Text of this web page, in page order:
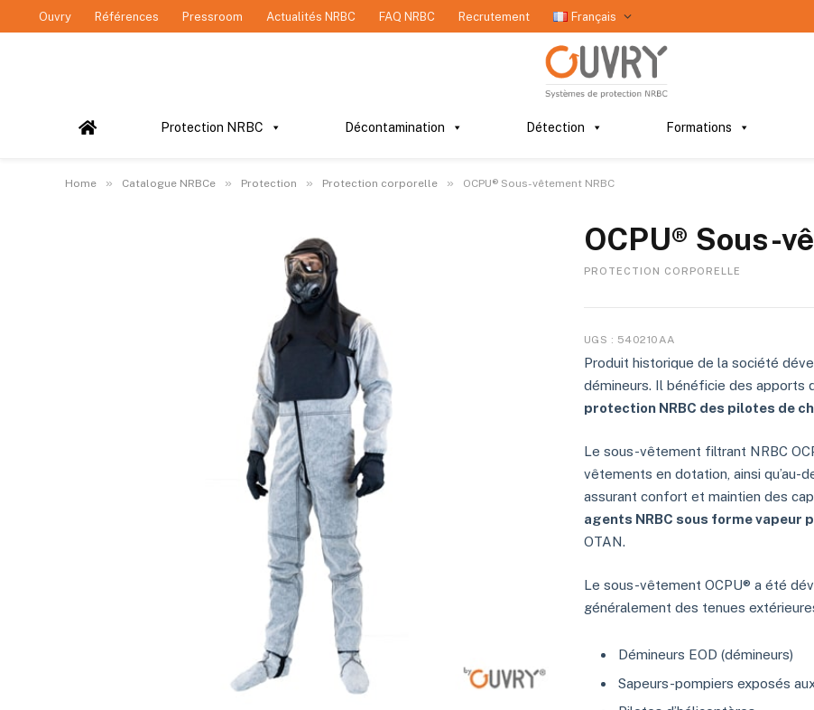
Ouvry Références Pressroom Actualités NRBC FAQ NRBC Recrutement Français
Protection NRBC Décontamination Détection Formations
Home » Catalogue NRBCe » Protection » Protection corporelle » OCPU® Sous-vêtement NRBC
OCPU® Sous-
PROTECTION CORPORELLE
UGS : 540210AA
Produit historique de la société
démineurs. Il bénéficie des apports
protection NRBC des pilotes de
Le sous-vêtement filtrant NRBC
vêtements en dotation, ainsi qu’au-
assurant confort et maintien des
agents NRBC sous forme vapeur
OTAN.
Le sous-vêtement OCPU® a été
généralement des tenues
Démineurs EOD (démineurs)
Sapeurs-pompiers exposés